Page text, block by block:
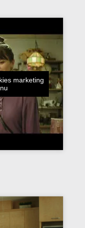
marketing